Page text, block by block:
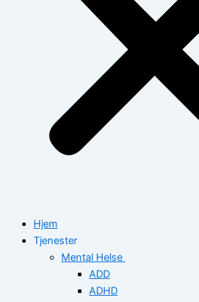
Hjem
Tjenester
Mental Helse
ADD
ADHD